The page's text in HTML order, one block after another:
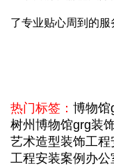
了专业贴心周到的服
热门标签： 博物馆
树州博物馆grg装
艺术造型装饰工程
工程安装案例 办公